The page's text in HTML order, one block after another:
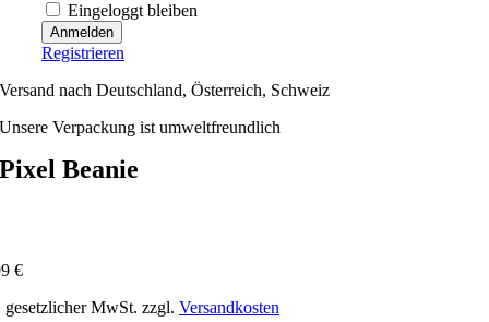
Eingeloggt bleiben
Registrieren
Versand nach Deutschland, Österreich, Schweiz
Unsere Verpackung ist umweltfreundlich
Pixel Beanie
€
MwSt. zzgl. Versandkosten